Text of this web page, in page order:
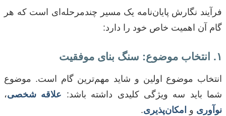
فرآیند نگارش پایان‌نامه یک مسیر چندمرحله‌ای است که هر
گام آن اهمیت خاص خود را دارد:
۱. انتخاب موضوع: سنگ بنای موفقیت
انتخاب موضوع اولین و شاید مهم‌ترین گام است. موضوع
شما باید سه ویژگی کلیدی داشته باشد: علاقه شخصی،
نوآوری و امکان‌پذیری.